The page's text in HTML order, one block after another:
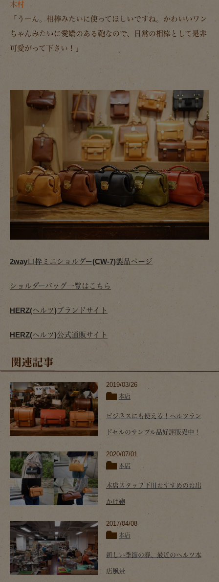
木村
「うーん。相棒みたいに使ってほしいですね。かわいいワン
ちゃんみたいに愛嬌のある鞄なので、日常の相棒として是非
可愛がって下さい！」
2way口枠ミニショルダー(CW-7)製品ページ
ショルダーバッグ一覧はこちら
HERZ(ヘルツ)ブランドサイト
HERZ(ヘルツ)公式通販サイト
関連記事
2019/03/26
本店
ビジネスにも使える！ヘルツラン
ドセルのサンプル品好評販売中！
2020/07/01
本店
本店スタッフ下川おすすめのお出
かけ鞄
2017/04/08
本店
新しい季節の春、最近のヘルツ本
店風景